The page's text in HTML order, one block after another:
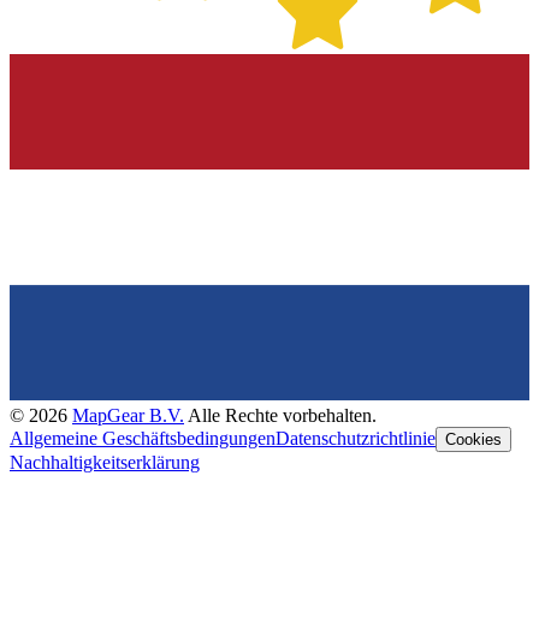
© 2026 MapGear B.V. Alle Rechte vorbehalten.
Allgemeine GeschäftsbedingungenDatenschutzrichtlinie Cookies
Nachhaltigkeitserklärung